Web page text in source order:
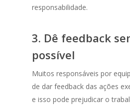
responsabilidade.
3. Dê feedback
possível
Muitos responsáveis por
de dar feedback das ações
e isso pode prejudicar o